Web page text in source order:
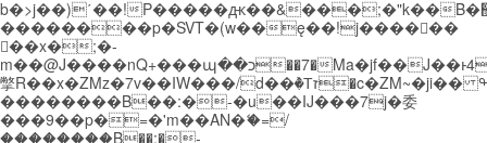
b�>j��)΄��!P�����ԫ��&���;�"k��B�޶�}
��������p�SVT�(w��ę��!j������
��x�;�-
m��@J����nQ+���պ��כ��7�Ma�jf��J��ͱ4j���Ѳ�
撆R��x�ZMz�7v��IW���/d��ٞ�Тז�c�ZM~�ji�� ߒ��sQz�����Ԡ��DW��3�De�n"��M�+/
��������B��:�-�u��IJ���7j�委
���9��p�=�'m��AN�ޭ�=/
��������B��:�-